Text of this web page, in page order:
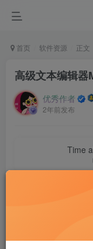
首页 软件资源 正文
高级文本编辑器
优秀作者
2年前发布
Time
MPad是一个增强
系统自带记事本作
用，但它不足以满